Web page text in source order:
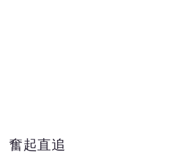
起直追